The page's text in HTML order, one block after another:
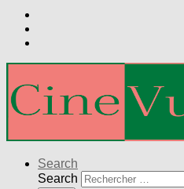
Search
Search